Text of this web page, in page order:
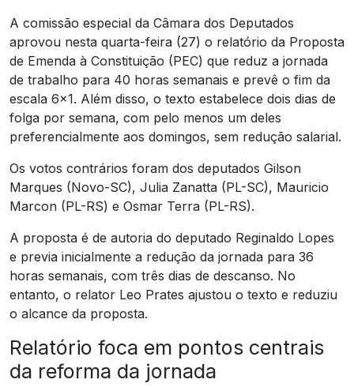
A comissão especial da Câmara dos Deputados
aprovou nesta quarta-feira (27) o relatório da Proposta
de Emenda à Constituição (PEC) que reduz a jornada
de trabalho para 40 horas semanais e prevê o fim da
escala 6×1. Além disso, o texto estabelece dois dias de
folga por semana, com pelo menos um deles
preferencialmente aos domingos, sem redução salarial.
Os votos contrários foram dos deputados Gilson
Marques (Novo-SC), Julia Zanatta (PL-SC), Mauricio
Marcon (PL-RS) e Osmar Terra (PL-RS).
A proposta é de autoria do deputado Reginaldo Lopes
e previa inicialmente a redução da jornada para 36
horas semanais, com três dias de descanso. No
entanto, o relator Leo Prates ajustou o texto e reduziu
o alcance da proposta.
Relatório foca em pontos centrais
da reforma da jornada